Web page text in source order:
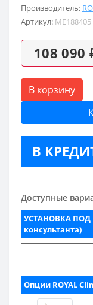
Производитель:
Артикул: ME188405
108 090
В корзину
В
Доступные
УСТАНОВКА ПОД
консультанта)
Опции ROYAL